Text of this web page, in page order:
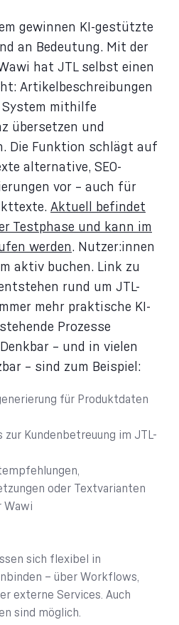
gewinnen KI-gestützte
an Bedeutung. Mit der
hat JTL selbst einen
Artikelbeschreibungen
mithilfe
übersetzen und
Die Funktion schlägt auf
alternative, SEO-
vor – auch für
Aktuell befindet
Testphase und kann im
werden. Nutzer:innen
aktiv buchen. Link zu
rund um JTL-
mehr praktische KI-
Prozesse
– und in vielen
– sind zum Beispiel:
für Produktdaten
Kundenbetreuung im JTL-
oder Textvarianten
Wawi
sich flexibel in
– über Workflows,
externe Services. Auch
sind möglich.